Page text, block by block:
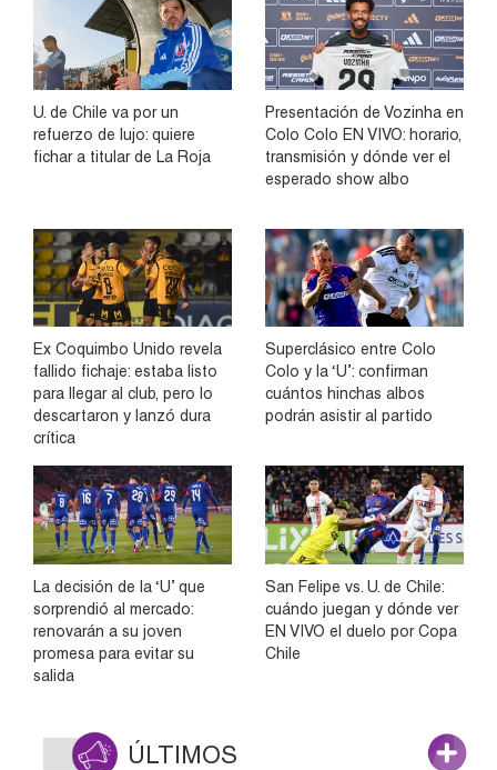
U. de Chile va por un
refuerzo de lujo: quiere
fichar a titular de La Roja
Presentación de Vozinha en
Colo Colo EN VIVO: horario,
transmisión y dónde ver el
esperado show albo
Ex Coquimbo Unido revela
fallido fichaje: estaba listo
para llegar al club, pero lo
descartaron y lanzó dura
crítica
Superclásico entre Colo
Colo y la ‘U’: confirman
cuántos hinchas albos
podrán asistir al partido
La decisión de la ‘U’ que
sorprendió al mercado:
renovarán a su joven
promesa para evitar su
salida
San Felipe vs. U. de Chile:
cuándo juegan y dónde ver
EN VIVO el duelo por Copa
Chile
ÚLTIMOS